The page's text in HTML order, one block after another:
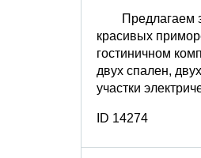
Предлагаем
красивых
гостиничном
двух спален,
участки
ID 14274